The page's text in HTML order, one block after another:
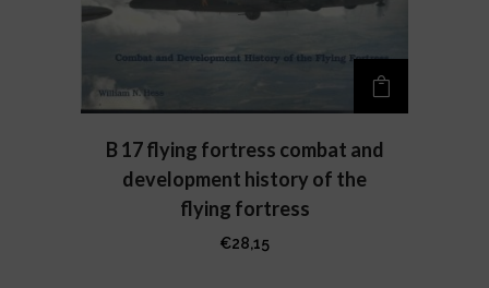
B 17 flying fortress combat and
development history of the
flying fortress
€28,15